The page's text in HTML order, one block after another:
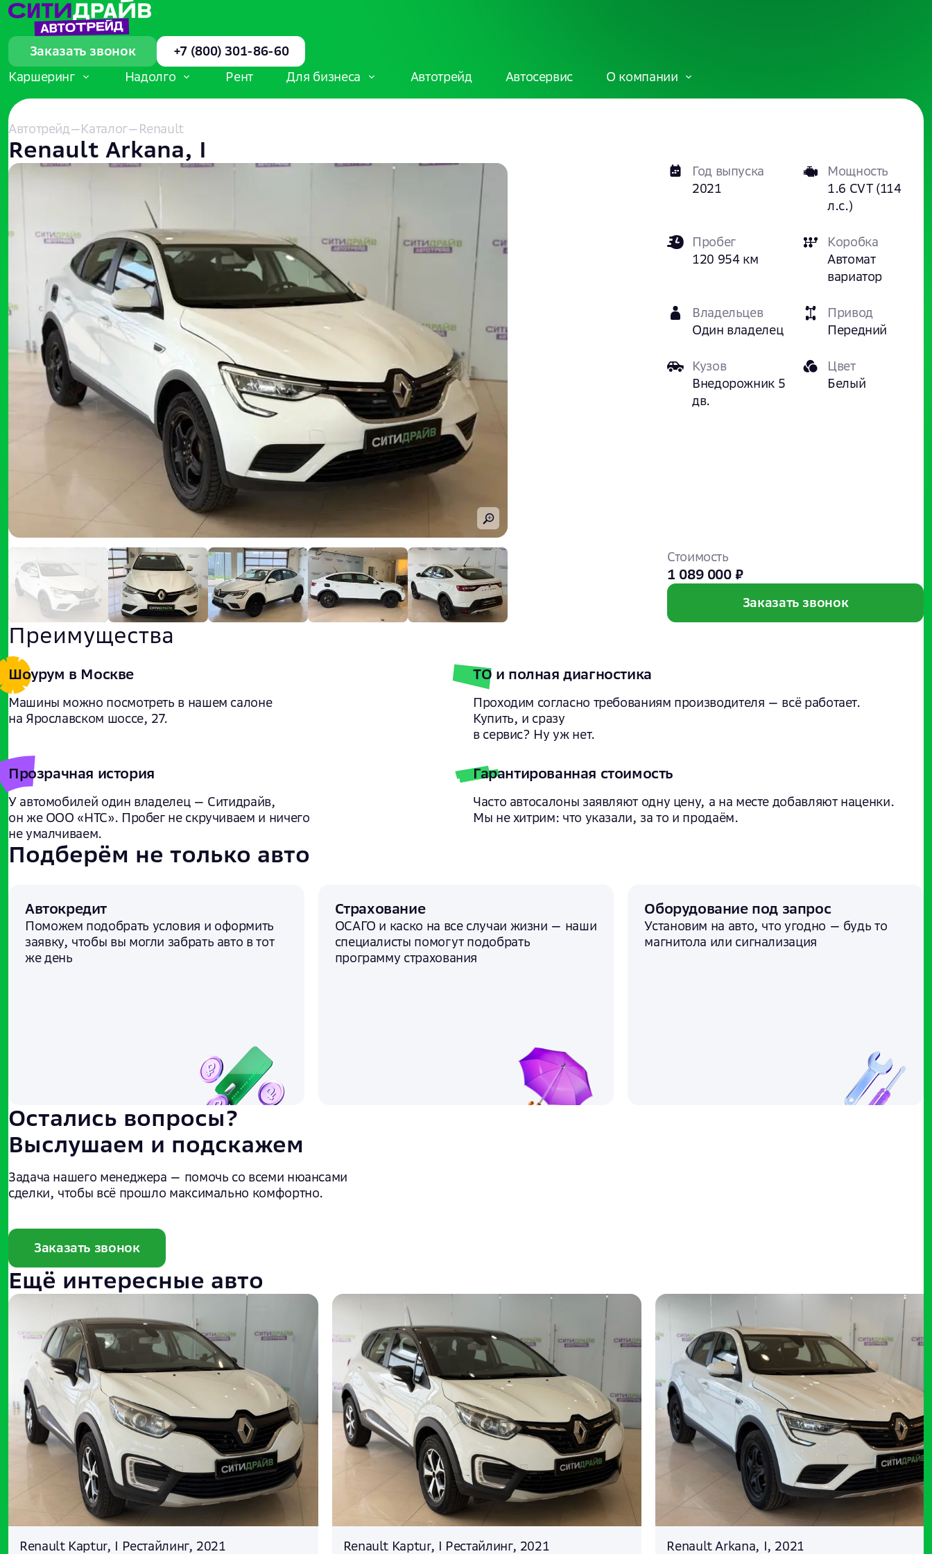
Заказать звонок
+7 (800) 301-86-60
Каршеринг
Надолго Рент Для бизнеса Автотрейд Автосервис О компании
Автотрейд—Каталог—Renault
Renault Arkana, I
Год выпуска
2021
Пробег
120 954 км
Владельцев
Один владелец
Кузов
Внедорожник 5
дв.
Мощность
1.6 CVT (114
л.с.)
Коробка
Автомат
вариатор
Привод
Передний
Цвет
Белый
Стоимость
1 089 000 ₽
Заказать звонок
Преимущества
Шоурум в Москве
Машины можно посмотреть в нашем салоне
на Ярославском шоссе, 27.
ТО и полная диагностика
Проходим согласно требованиям производителя — всё работает.
Купить, и сразу
в сервис? Ну уж нет.
Прозрачная история
У автомобилей один владелец — Ситидрайв,
он же ООО «НТС». Пробег не скручиваем и ничего
не умалчиваем.
Гарантированная стоимость
Часто автосалоны заявляют одну цену, а на месте добавляют наценки.
Мы не хитрим: что указали, за то и продаём.
Подберём не только авто
Автокредит
Поможем подобрать условия и оформить
заявку, чтобы вы могли забрать авто в тот
же день
Страхование
ОСАГО и каско на все случаи жизни — наши
специалисты помогут подобрать
программу страхования
Оборудование под запрос
Установим на авто, что угодно — будь то
магнитола или сигнализация
Остались вопросы?
Выслушаем и подскажем
Задача нашего менеджера — помочь со всеми нюансами
сделки, чтобы всё прошло максимально комфортно.
Заказать звонок
Ещё интересные авто
Renault Kaptur, I Рестайлинг, 2021 Renault Kaptur, I Рестайлинг, 2021 Renault Arkana, I, 2021